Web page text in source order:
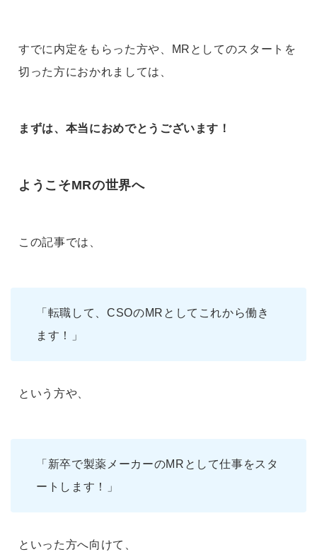
すでに内定をもらった方や、MRとしてのスタートを
切った方におかれましては、
まずは、本当におめでとうございます！
ようこそMRの世界へ
この記事では、
「転職して、CSOのMRとしてこれから働き
ます！」
という方や、
「新卒で製薬メーカーのMRとして仕事をスタ
ートします！」
といった方へ向けて、